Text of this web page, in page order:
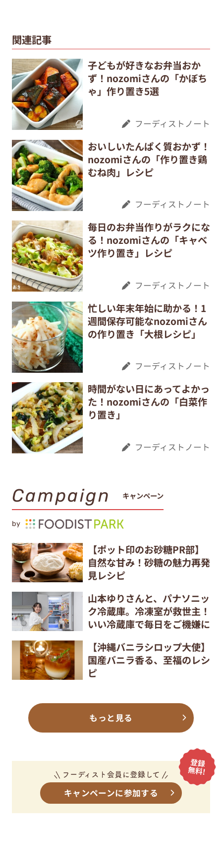
関連記事
子どもが好きなお弁当おか
ず！nozomiさんの「かぼち
ゃ」作り置き5選
フーディストノート
おいしいたんぱく質おかず！
nozomiさんの「作り置き鶏
むね肉」レシピ
フーディストノート
毎日のお弁当作りがラクにな
る！nozomiさんの「キャベ
ツ作り置き」レシピ
フーディストノート
忙しい年末年始に助かる！1
週間保存可能なnozomiさん
の作り置き「大根レシピ」
フーディストノート
時間がない日にあってよかっ
た！nozomiさんの「白菜作
り置き」
フーディストノート
Campaign キャンペーン
by
【ポット印のお砂糖PR部】
自然な甘み！砂糖の魅力再発
見レシピ
山本ゆりさんと、パナソニッ
ク冷蔵庫。冷凍室が救世主！
いい冷蔵庫で毎日をご機嫌に
【沖縄バニラシロップ大使】
国産バニラ香る、至福のレシ
ピ
もっと見る
キャンペーンに参加する